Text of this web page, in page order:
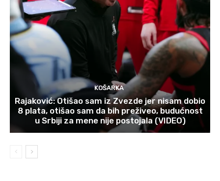
KOŠARKA
Rajaković: Otišao sam iz Zvezde jer nisam dobio
8 plata, otišao sam da bih preživeo, budućnost
u Srbiji za mene nije postojala (VIDEO)